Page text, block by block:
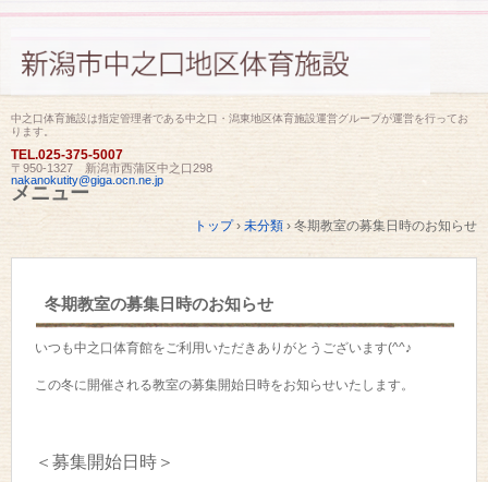
中之口体育施設は指定管理者である中之口・潟東地区体育施設運営グループが運営を行ってお
ります。
TEL.025-375-5007
〒950-1327 新潟市西蒲区中之口298
nakanokutity@giga.ocn.ne.jp
メニュー
トップ › 未分類 › 冬期教室の募集日時のお知らせ
冬期教室の募集日時のお知らせ
いつも中之口体育館をご利用いただきありがとうございます(^^♪
この冬に開催される教室の募集開始日時をお知らせいたします。
＜募集開始日時＞